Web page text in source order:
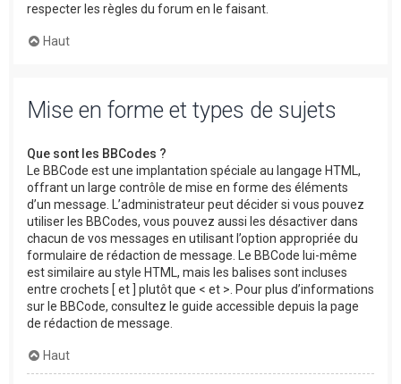
respecter les règles du forum en le faisant.
Haut
Mise en forme et types de sujets
Que sont les BBCodes ?
Le BBCode est une implantation spéciale au langage HTML,
offrant un large contrôle de mise en forme des éléments
d’un message. L’administrateur peut décider si vous pouvez
utiliser les BBCodes, vous pouvez aussi les désactiver dans
chacun de vos messages en utilisant l’option appropriée du
formulaire de rédaction de message. Le BBCode lui-même
est similaire au style HTML, mais les balises sont incluses
entre crochets [ et ] plutôt que < et >. Pour plus d’informations
sur le BBCode, consultez le guide accessible depuis la page
de rédaction de message.
Haut